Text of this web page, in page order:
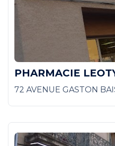
PHARMACIE
72 AVENUE GASTON